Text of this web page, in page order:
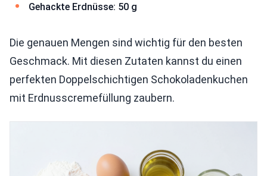
Gehackte Erdnüsse: 50 g
Die genauen Mengen sind wichtig für den besten
Geschmack. Mit diesen Zutaten kannst du einen
perfekten Doppelschichtigen Schokoladenkuchen
mit Erdnusscremefüllung zaubern.